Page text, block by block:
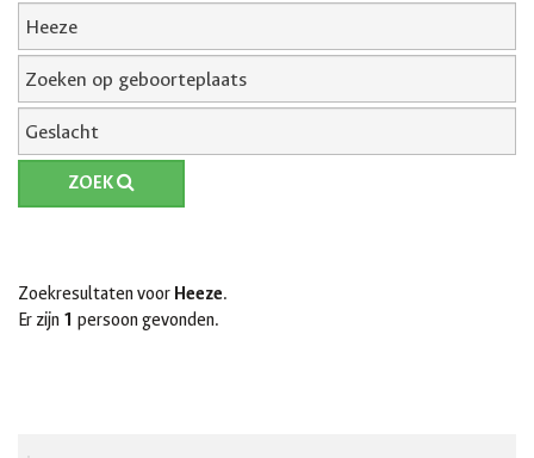
ZOEK
Zoekresultaten voor Heeze.
Er zijn 1 persoon gevonden.